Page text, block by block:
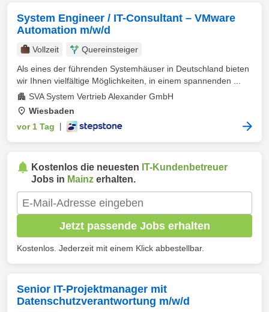
System Engineer / IT-Consultant – VMware
Automation m/w/d
Vollzeit
Quereinsteiger
Als eines der führenden Systemhäuser in Deutschland bieten
wir Ihnen vielfältige Möglichkeiten, in einem spannenden ...
SVA System Vertrieb Alexander GmbH
Wiesbaden
vor 1 Tag
Kostenlos die neuesten IT-Kundenbetreuer
Jobs in Mainz erhalten.
Jetzt passende Jobs erhalten
Kostenlos. Jederzeit mit einem Klick abbestellbar.
Senior IT-Projektmanager mit
Datenschutzverantwortung m/w/d